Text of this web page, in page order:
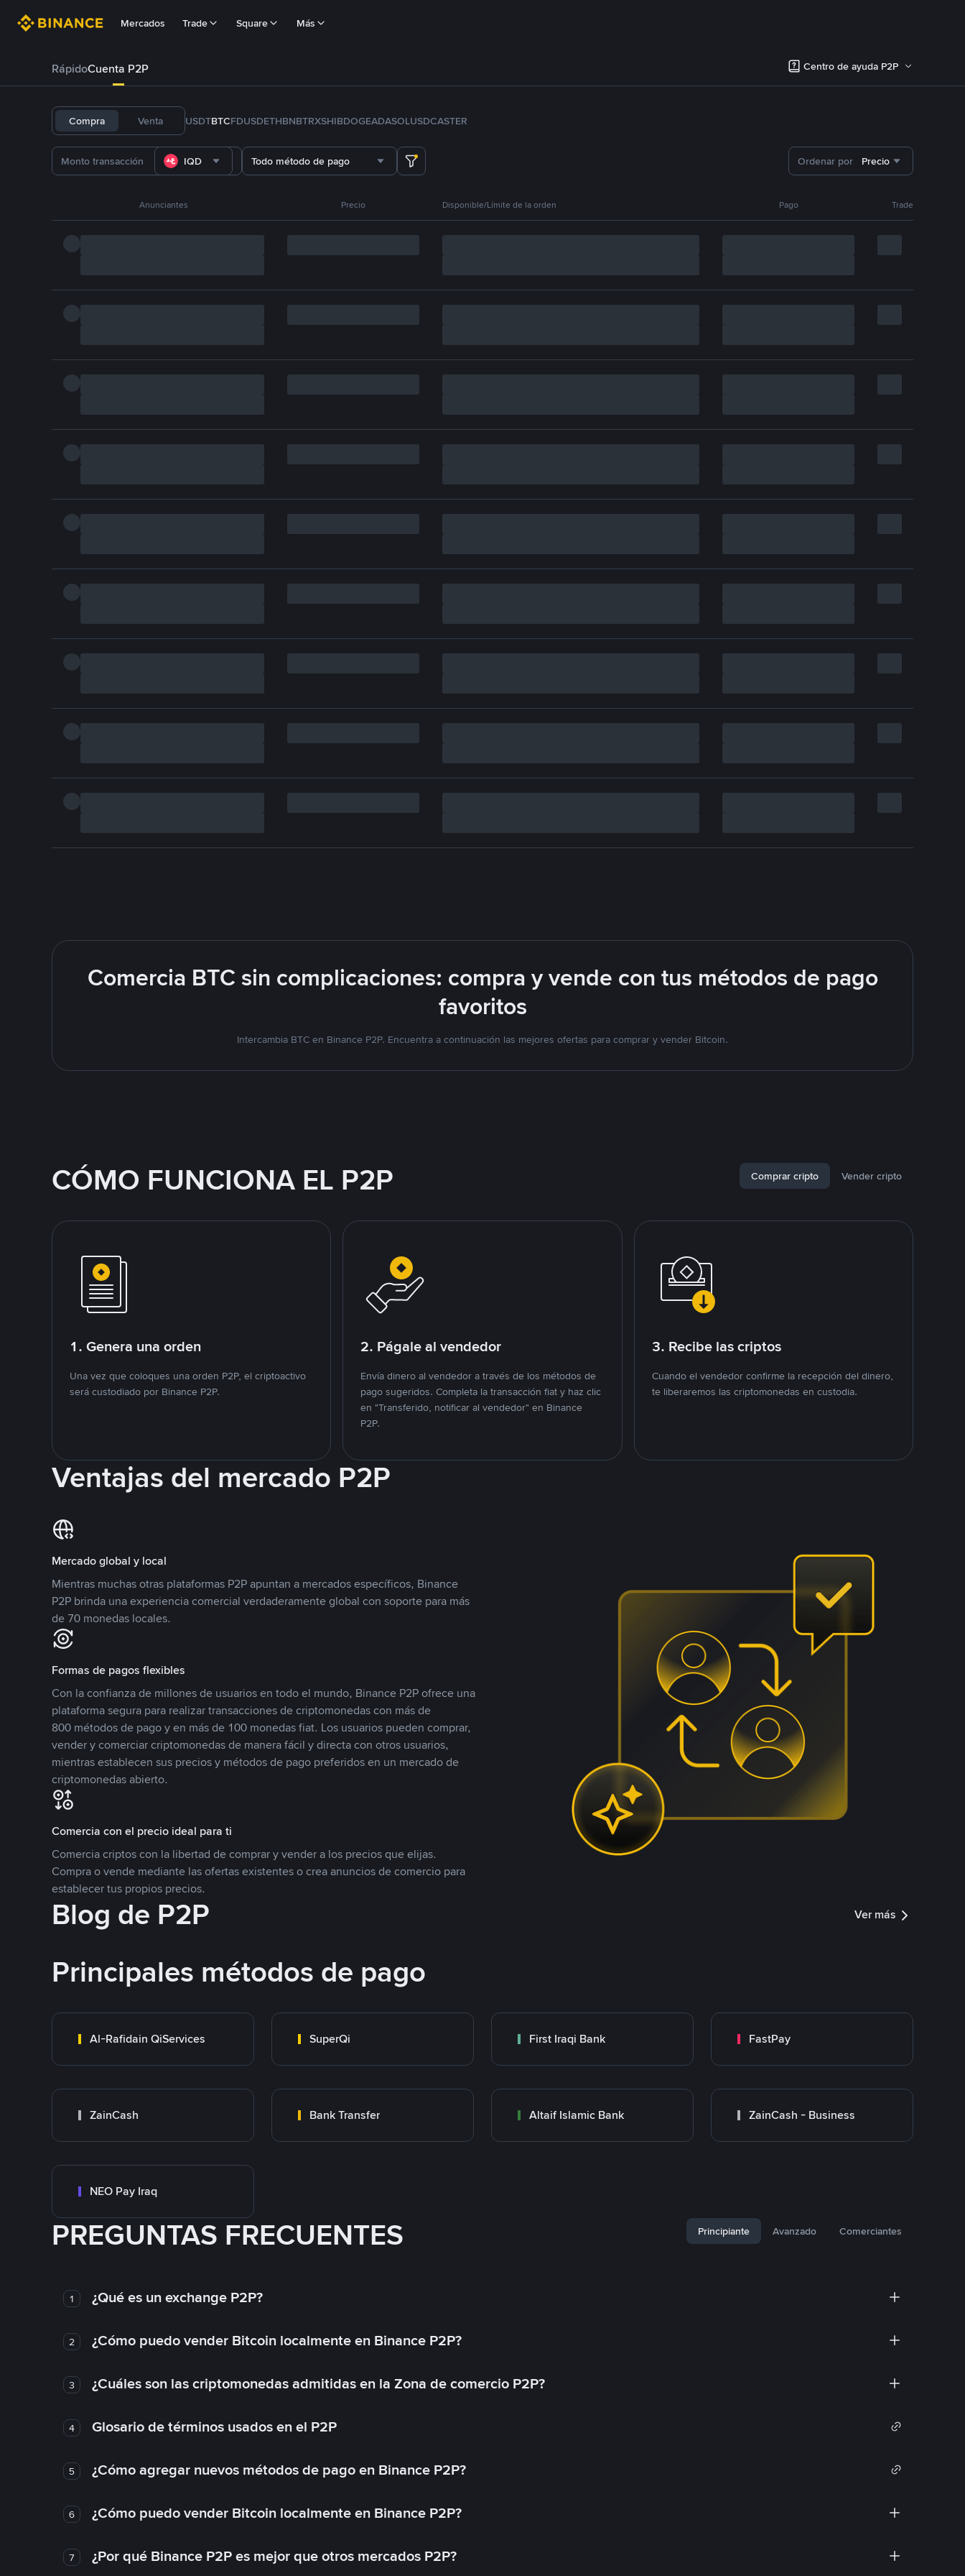
Mercados Trade Square Más
RápidoCuenta P2P Centro de ayuda P2P
Compra Venta USDTBTCFDUSDETHBNBTRXSHIBDOGEADASOLUSDCASTER
IQD Todo método de pago Ordenar por Precio
Anunciantes Precio Disponible/Límite de la orden Pago Trade
Comercia BTC sin complicaciones: compra y vende con tus métodos de pago
favoritos
Intercambia BTC en Binance P2P. Encuentra a continuación las mejores ofertas para comprar y vender Bitcoin.
CÓMO FUNCIONA EL P2P Comprar cripto Vender cripto
1. Genera una orden
Una vez que coloques una orden P2P, el criptoactivo
será custodiado por Binance P2P.
2. Págale al vendedor
Envía dinero al vendedor a través de los métodos de
pago sugeridos. Completa la transacción fiat y haz clic
en "Transferido, notificar al vendedor" en Binance
P2P.
3. Recibe las criptos
Cuando el vendedor confirme la recepción del dinero,
te liberaremos las criptomonedas en custodia.
Ventajas del mercado P2P
Mercado global y local
Mientras muchas otras plataformas P2P apuntan a mercados específicos, Binance
P2P brinda una experiencia comercial verdaderamente global con soporte para más
de 70 monedas locales.
Formas de pagos flexibles
Con la confianza de millones de usuarios en todo el mundo, Binance P2P ofrece una
plataforma segura para realizar transacciones de criptomonedas con más de
800 métodos de pago y en más de 100 monedas fiat. Los usuarios pueden comprar,
vender y comerciar criptomonedas de manera fácil y directa con otros usuarios,
mientras establecen sus precios y métodos de pago preferidos en un mercado de
criptomonedas abierto.
Comercia con el precio ideal para ti
Comercia criptos con la libertad de comprar y vender a los precios que elijas.
Compra o vende mediante las ofertas existentes o crea anuncios de comercio para
establecer tus propios precios.
Blog de P2P Ver más
Principales métodos de pago
Al-Rafidain QiServices SuperQi First Iraqi Bank FastPay
ZainCash Bank Transfer Altaif Islamic Bank ZainCash - Business
NEO Pay Iraq
PREGUNTAS FRECUENTES Principiante Avanzado Comerciantes
1 ¿Qué es un exchange P2P?
2 ¿Cómo puedo vender Bitcoin localmente en Binance P2P?
3 ¿Cuáles son las criptomonedas admitidas en la Zona de comercio P2P?
4 Glosario de términos usados en el P2P
5 ¿Cómo agregar nuevos métodos de pago en Binance P2P?
6 ¿Cómo puedo vender Bitcoin localmente en Binance P2P?
7 ¿Por qué Binance P2P es mejor que otros mercados P2P?